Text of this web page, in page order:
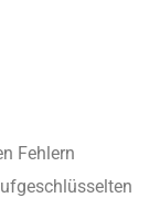
Fehlern